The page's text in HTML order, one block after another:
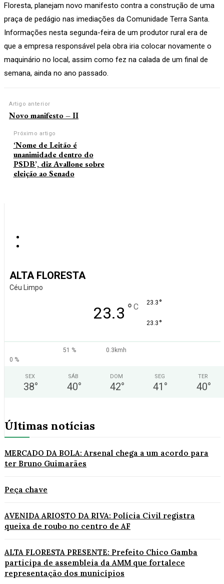
Floresta, planejam novo manifesto contra a construção de uma
praça de pedágio nas imediações da Comunidade Terra Santa.
Informações nesta segunda-feira de um produtor rural era de
que a empresa responsável pela obra iria colocar novamente o
maquinário no local, assim como fez na calada de um final de
semana, ainda no ano passado.
Artigo anterior
Novo manifesto – II
Próximo artigo
‘Nome de Leitão é
unanimidade dentro do
PSDB’, diz Avallone sobre
eleição ao Senado
ALTA FLORESTA
Céu Limpo
23.3 ° C 23.3 °
23.3 °
51 %
0.3kmh
0 %
SEX
38°
SÁB
40°
DOM
42°
SEG
41 °
TER
40°
Últimas notícias
MERCADO DA BOLA: Arsenal chega a um acordo para
ter Bruno Guimarães
Peça chave
AVENIDA ARIOSTO DA RIVA: Polícia Civil registra
queixa de roubo no centro de AF
ALTA FLORESTA PRESENTE: Prefeito Chico Gamba
participa de assembleia da AMM que fortalece
representação dos municípios